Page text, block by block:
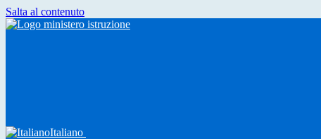
Salta al contenuto
Italiano